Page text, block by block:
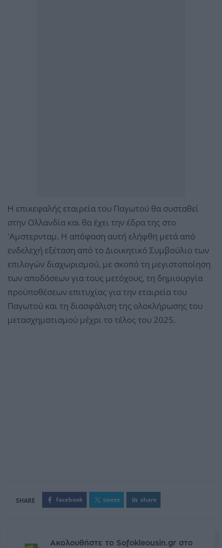
Η επικεφαλής εταιρεία του Παγωτού θα συσταθεί
στην Ολλανδία και θα έχει την έδρα της στο
'Αμστερνταμ. Η απόφαση αυτή ελήφθη μετά από
ενδελεχή εξέταση από το Διοικητικό Συμβούλιο των
επιλογών διαχωρισμού, με σκοπό τη μεγιστοποίηση
των αποδόσεων για τους μετόχους, τη δημιουργία
προϋποθέσεων επιτυχίας για την εταιρεία του
Παγωτού και τη διασφάλιση της ολοκλήρωσης του
μετασχηματισμού μέχρι το τέλος του 2025.
facebook tweet share
Ακολουθήστε το Sofokleousin.gr στο